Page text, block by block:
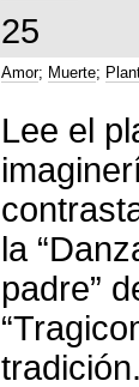
25
Amor; Muerte;
Lee el
la
padre”
tradición.